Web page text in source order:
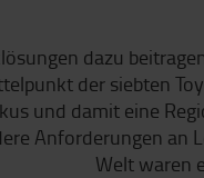
dazu
der siebten
und damit eine
Anforderungen an
Welt waren